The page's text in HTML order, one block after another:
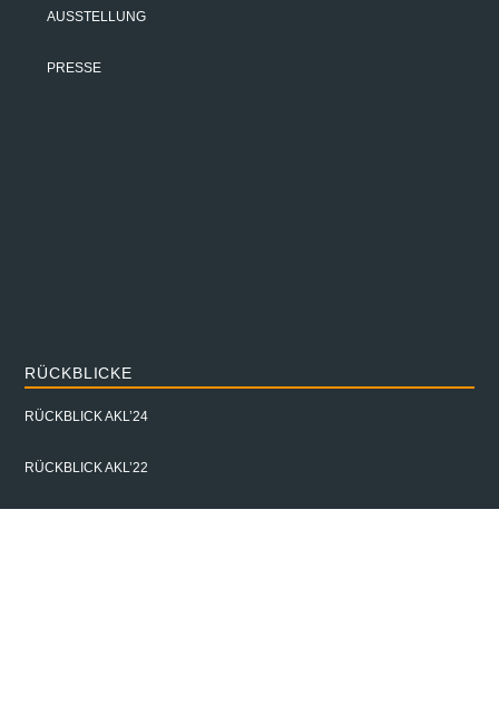
AUSSTELLUNG
PRESSE
RÜCKBLICKE
RÜCKBLICK AKL’24
RÜCKBLICK AKL’22